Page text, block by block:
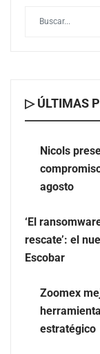
Nicols presenta
‘El ransomware
el nuevo libro
▷ ÚLTIMAS
Nicols
agosto
‘El
rescate’: el
Escobar
Zoomex
estratégico